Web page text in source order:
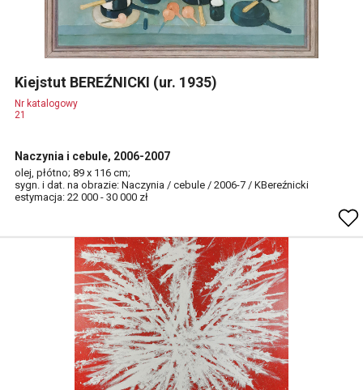
Kiejstut BEREŹNICKI (ur. 1935)
Nr katalogowy
21
Naczynia i cebule, 2006-2007
olej, płótno; 89 x 116 cm;
sygn. i dat. na obrazie: Naczynia / cebule / 2006-7 / KBereźnicki
estymacja: 22 000 - 30 000 zł